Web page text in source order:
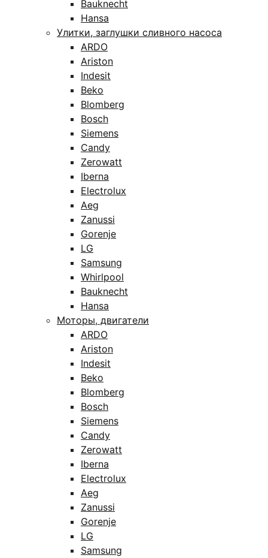
Bauknecht
Hansa
Улитки, заглушки сливного насоса
ARDO
Ariston
Indesit
Beko
Blomberg
Bosch
Siemens
Candy
Zerowatt
Iberna
Electrolux
Aeg
Zanussi
Gorenje
LG
Samsung
Whirlpool
Bauknecht
Hansa
Моторы, двигатели
ARDO
Ariston
Indesit
Beko
Blomberg
Bosch
Siemens
Candy
Zerowatt
Iberna
Electrolux
Aeg
Zanussi
Gorenje
LG
Samsung